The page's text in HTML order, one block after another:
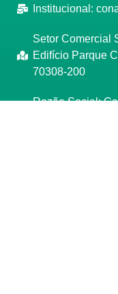
Institucional:
Setor Comercial
Edifício Parque
70308-200
Razão Social: